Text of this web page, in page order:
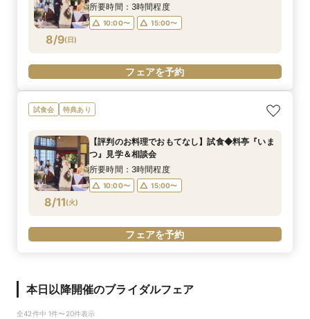
8/9(日)
所要時間：3時間程度
10:00〜 15:00〜
フェアを予約
試食会 特典あり
8/11(火)
【評判のお料理でおもてなし】試食◆料亭『いま
つ』見学＆相談会
所要時間：3時間程度
10:00〜 15:00〜
フェアを予約
本日以降開催のブライダルフェア
全42件中 1件〜20件表示